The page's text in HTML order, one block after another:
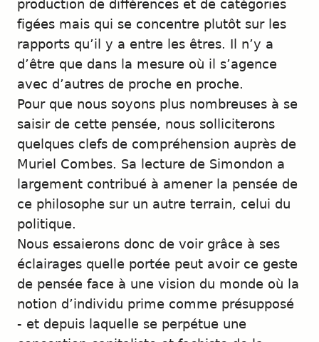
production de différences et de catégories
figées mais qui se concentre plutôt sur les
rapports qu’il y a entre les êtres. Il n’y a
d’être que dans la mesure où il s’agence
avec d’autres de proche en proche.
Pour que nous soyons plus nombreuses à se
saisir de cette pensée, nous solliciterons
quelques clefs de compréhension auprès de
Muriel Combes. Sa lecture de Simondon a
largement contribué à amener la pensée de
ce philosophe sur un autre terrain, celui du
politique.
Nous essaierons donc de voir grâce à ses
éclairages quelle portée peut avoir ce geste
de pensée face à une vision du monde où la
notion d’individu prime comme présupposé
- et depuis laquelle se perpétue une